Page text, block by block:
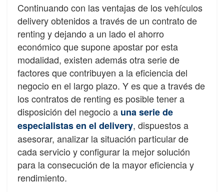
Continuando con lasventajasde losvehículos
deliveryobtenidosatravésde un contrato de
renting y dejando a un lado el ahorro
económico que supone apostar poresta
modalidad, existen además otra serie de
factores que contribuyen a la eficiencia del
negocio en el largo plazo. Y es que a través de
los contratos de renting es posible tener a
disposición del negocio a unaseriede
especialistas en el delivery, dispuestos a
asesorar, analizar la situación particular de
cada servicio y configurar la mejor solución
para la consecución de la mayor eficiencia y
rendimiento.